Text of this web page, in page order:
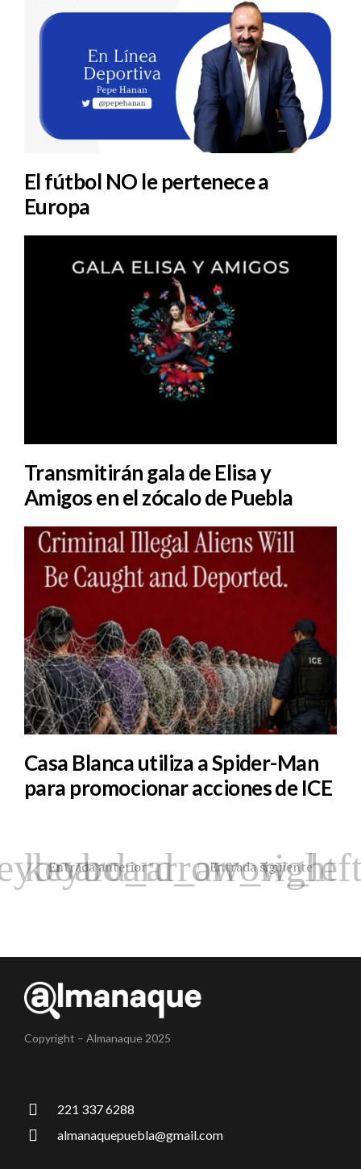
El fútbol NO le pertenece a
Europa
Transmitirán gala de Elisa y
Amigos en el zócalo de Puebla
Casa Blanca utiliza a Spider-Man
para promocionar acciones de ICE
Entrada anterior Entrada siguiente
Copyright – Almanaque 2025
221 337 6288
almanaquepuebla@gmail.com